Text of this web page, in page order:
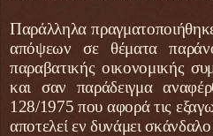
Παράλληλα
απόψεων σε θέματα
παραβατικής οικονομικής
και σαν παράδειγμα
128/1975 που αφορά τις
αποτελεί εν δυνάμει